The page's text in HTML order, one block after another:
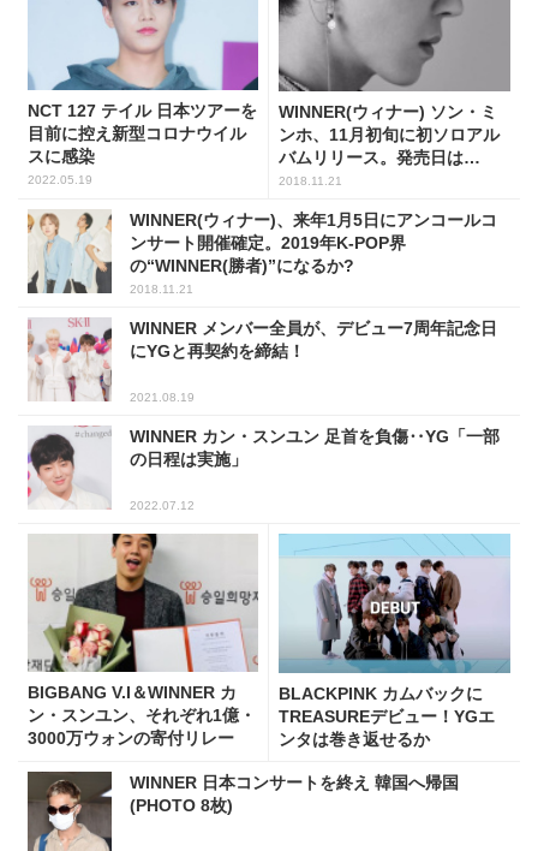
NCT 127 テイル 日本ツアーを
目前に控え新型コロナウイル
スに感染
2022.05.19
WINNER(ウィナー) ソン・ミ
ンホ、11月初旬に初ソロアル
バムリリース。発売日は
「？？」
2018.11.21
WINNER(ウィナー)、来年1月5日にアンコールコ
ンサート開催確定。2019年K-POP界
の“WINNER(勝者)”になるか?
2018.11.21
WINNER メンバー全員が、デビュー7周年記念日
にYGと再契約を締結！
2021.08.19
WINNER カン・スンユン 足首を負傷‥YG「一部
の日程は実施」
2022.07.12
BIGBANG V.I＆WINNER カ
ン・スンユン、それぞれ1億・
3000万ウォンの寄付リレー
BLACKPINK カムバックに
TREASUREデビュー！YGエ
ンタは巻き返せるか
WINNER 日本コンサートを終え 韓国へ帰国
(PHOTO 8枚)